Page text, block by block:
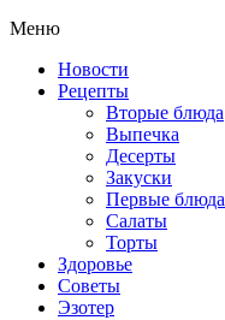
Меню
Новости
Рецепты
Вторые блюда
Выпечка
Десерты
Закуски
Первые блюда
Салаты
Торты
Здоровье
Советы
Эзотер